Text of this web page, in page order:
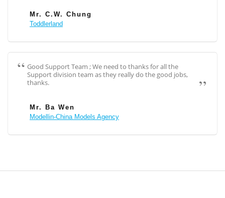
Mr. C.W. Chung
Toddlerland
Good Support Team ; We need to thanks for all the
Support division team as they really do the good jobs,
thanks.
Mr. Ba Wen
Modellin-China Models Agency